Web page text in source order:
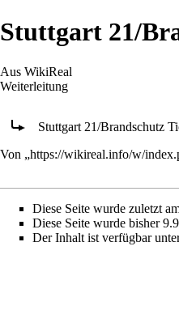
Stuttgart 21/
Aus WikiReal
Weiterleitung
Stuttgart 21/Brandschutz
Von „https://wikireal.info/w/
Diese Seite wurde zuletzt
Diese Seite wurde bisher
Der Inhalt ist verfügbar